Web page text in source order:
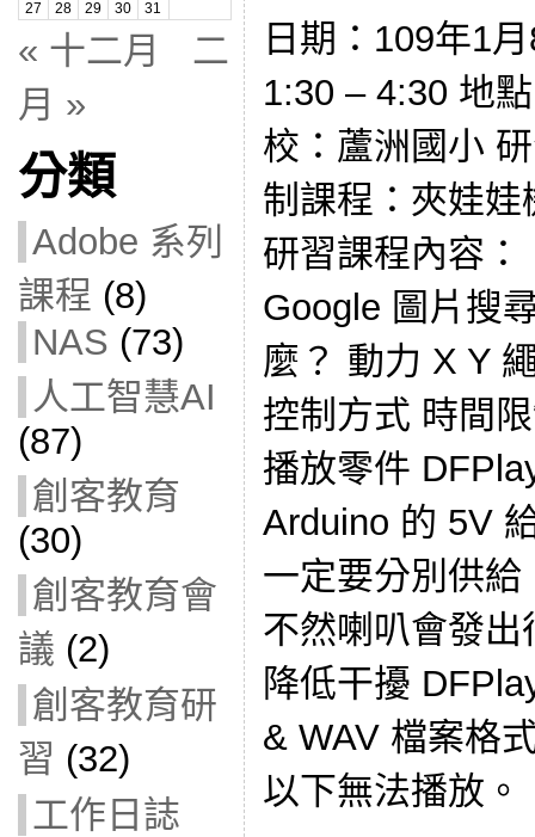
27
28 29 30 31
« 十二月
二
月 »
分類
Adobe 系列
課程 (8)
NAS (73)
人工智慧AI
(87)
創客教育
(30)
創客教育會
議 (2)
創客教育研
習 (32)
工作日誌
日期：109年1
1:30 – 4:30 地
校：蘆洲國小
制課程：夾娃
研習課程內容
Google 圖片搜
麼？ 動力 X Y
控制方式 時間
播放零件
Arduino 的 5V
一定要分別供
不然喇叭會發
降低干擾
& WAV 檔案格
以下無法播放。